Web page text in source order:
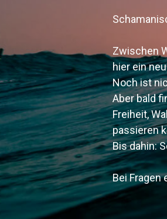
Zwischen
hier ein
Noch ist
Aber bald
Freiheit,
passieren
Bis dahin:
Bei Fragen